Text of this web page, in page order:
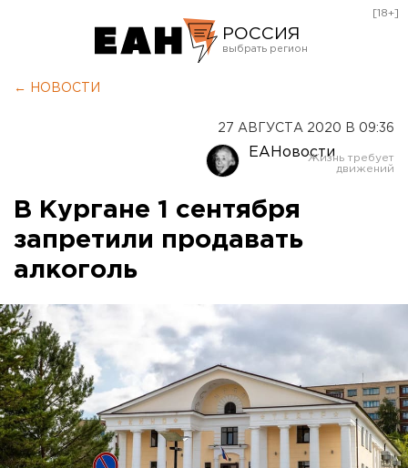
РОССИЯ
Оренбург
[18+]
← НОВОСТИ
27 АВГУСТА 2020 В 09:36
ЕАНовости
В Кургане 1 сентября
запретили продавать
алкоголь